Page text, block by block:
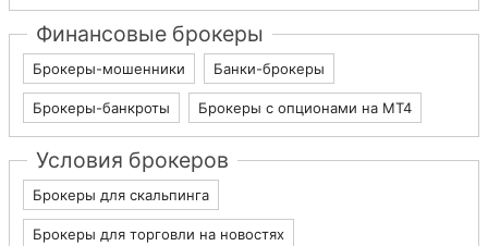
Финансовые брокеры
Брокеры-мошенники Банки-брокеры
Брокеры-банкроты Брокеры с опционами на МТ4
Условия брокеров
Брокеры для скальпинга
Брокеры для торговли на новостях